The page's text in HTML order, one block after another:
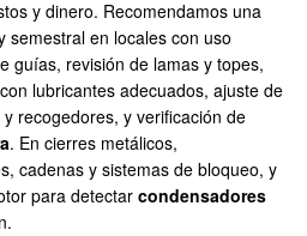
y dinero. Recomendamos una
semestral en locales con uso
guías, revisión de lamas y topes,
lubricantes adecuados, ajuste de
recogedores, y verificación de
. En cierres metálicos,
cadenas y sistemas de bloqueo, y
para detectar condensadores